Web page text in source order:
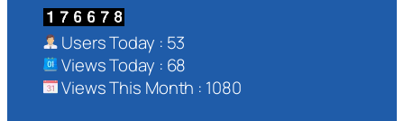
Users Today : 53
Views Today : 68
Views This Month : 1080